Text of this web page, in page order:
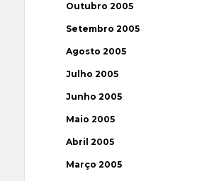
Outubro 2005
Setembro 2005
Agosto 2005
Julho 2005
Junho 2005
Maio 2005
Abril 2005
Março 2005